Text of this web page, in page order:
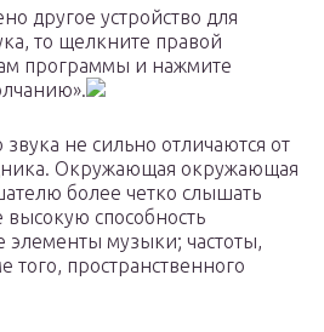
другое устройство для
то щелкните правой
программы и нажмите
звука не сильно отличаются от
Окружающая окружающая
более четко слышать
способность
элементы музыки; частоты,
пространственного